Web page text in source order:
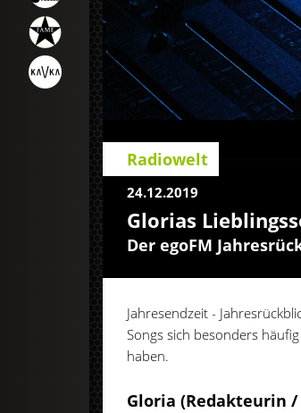
Radiowelt
24.12.2019
Glorias
Der egoFM
Jahresendzeit -
Songs sich besonders
haben.
Gloria (Redakteurin